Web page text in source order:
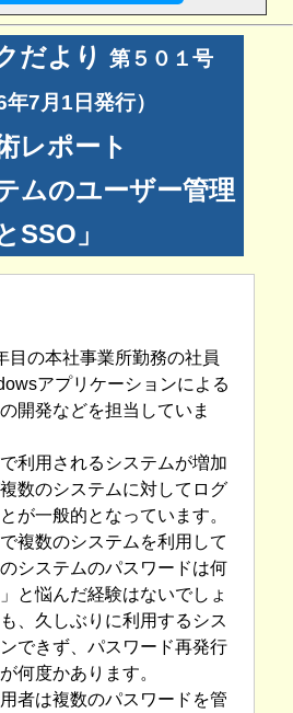
だより
第５０１号
年7月1日発行）
レポート
ムのユーザー管理
SSO」
目の本社事業所勤務の社員
アプリケーションによる
開発などを担当していま
利用されるシステムが増加
数のシステムに対してログ
が一般的となっています。
複数のシステムを利用して
システムのパスワードは何
と悩んだ経験はないでしょ
、久しぶりに利用するシス
できず、パスワード再発行
何度かあります。
者は複数のパスワードを管